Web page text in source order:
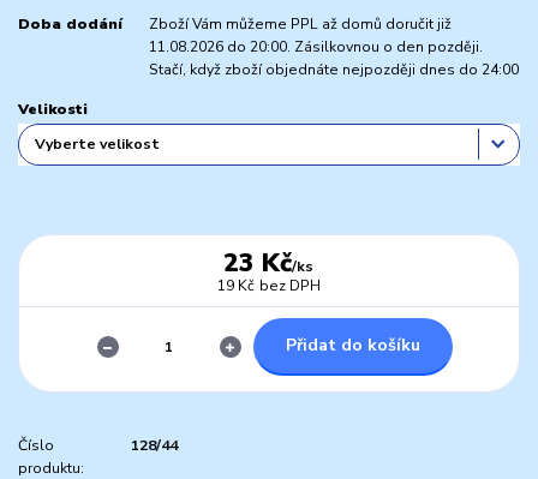
Doba dodání
Zboží Vám můžeme PPL až domů doručit již
11.08.2026 do 20:00. Zásilkovnou o den později.
Stačí, když zboží objednáte nejpozději dnes do 24:00
Velikosti
23 Kč/ks
19 Kč bez DPH
Přidat do košíku
Číslo
produktu:
128/44